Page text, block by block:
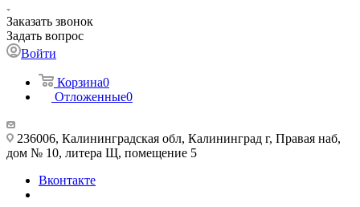
Заказать звонок
Задать вопрос
Войти
Корзина0
Отложенные0
236006, Калининградская обл, Калининград г, Правая наб,
дом № 10, литера Щ, помещение 5
Вконтакте